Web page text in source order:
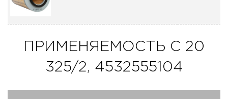
ПРИМЕНЯЕМОСТЬ C 20
325/2, 4532555104